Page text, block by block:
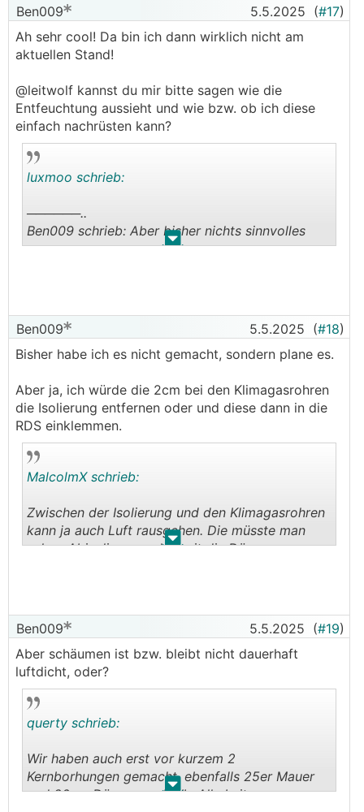
Ben009 5.5.2025 (#17)
Ah sehr cool! Da bin ich dann wirklich nicht am
aktuellen Stand!
@leitwolf kannst du mir bitte sagen wie die
Entfeuchtung aussieht und wie bzw. ob ich diese
einfach nachrüsten kann?
. .
luxmoo schrieb:
──────..
Ben009 schrieb: Aber bisher nichts sinnvolles
───────────────
noch, dass er aktuell viele Neubauten bereits mit
KWLbasierter Entfeuchtung plant.
melly210 schrieb: der hat gemeint 100 % luftdicht
bekommt man sowas nicht
───────────────
Völliger Quatsch! Er meint wohl eher: ich kann so
etwas nicht. Natürlich geht das, mit etwas
Klebeband jede Leitung einzeln auf der warmen
Seite abkleben. Und Kondensatrohr wie von
Ben009 5.5.2025 (#18)
Bisher habe ich es nicht gemacht, sondern plane es.
Aber ja, ich würde die 2cm bei den Klimagasrohren
die Isolierung entfernen oder und diese dann in die
RDS einklemmen.
. .
MalcolmX schrieb:
Zwischen der Isolierung und den Klimagasrohren
kann ja auch Luft rausgehen. Die müsste man
schon Abisolieren und damit die Dämmung
wurde?
Ben009 5.5.2025 (#19)
Aber schäumen ist bzw. bleibt nicht dauerhaft
luftdicht, oder?
. .
querty schrieb:
Wir haben auch erst vor kurzem 2
Kernborhungen gemacht, ebenfalls 25er Mauer
und 20cm Dämmung, KWL. Alle Leitungen